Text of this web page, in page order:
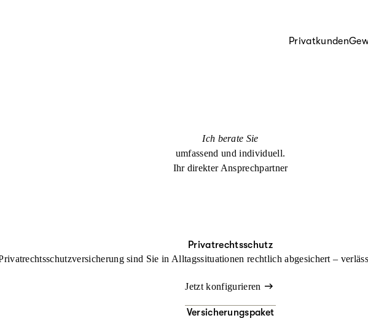
Privatkunden
Ich berate Sie
umfassend und individuell.
Ihr direkter Ansprechpartner
Privatrechtsschutz
sind Sie in Alltagssituationen rechtlich abgesichert –
Jetzt konfigurieren
Versicherungspaket